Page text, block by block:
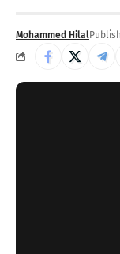
Mohammed Hilal